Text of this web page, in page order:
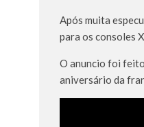
Após muita
para os consoles
O anuncio foi
aniversário da